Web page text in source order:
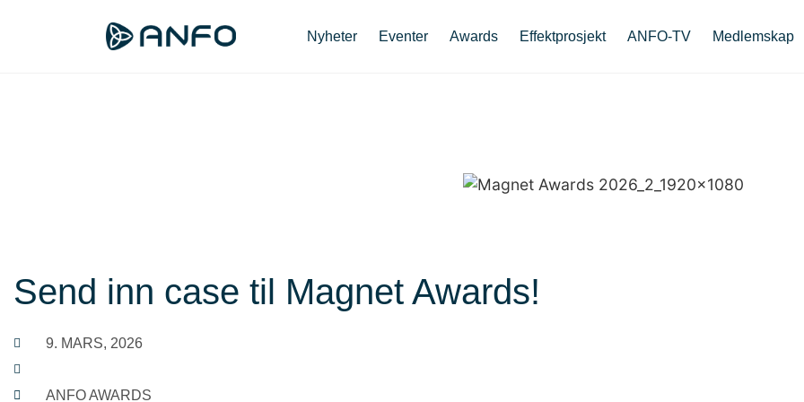
Nyheter Eventer Awards Effektprosjekt ANFO-TV Medlemskap
Send inn case til Magnet Awards!
9. MARS, 2026
ANFO AWARDS